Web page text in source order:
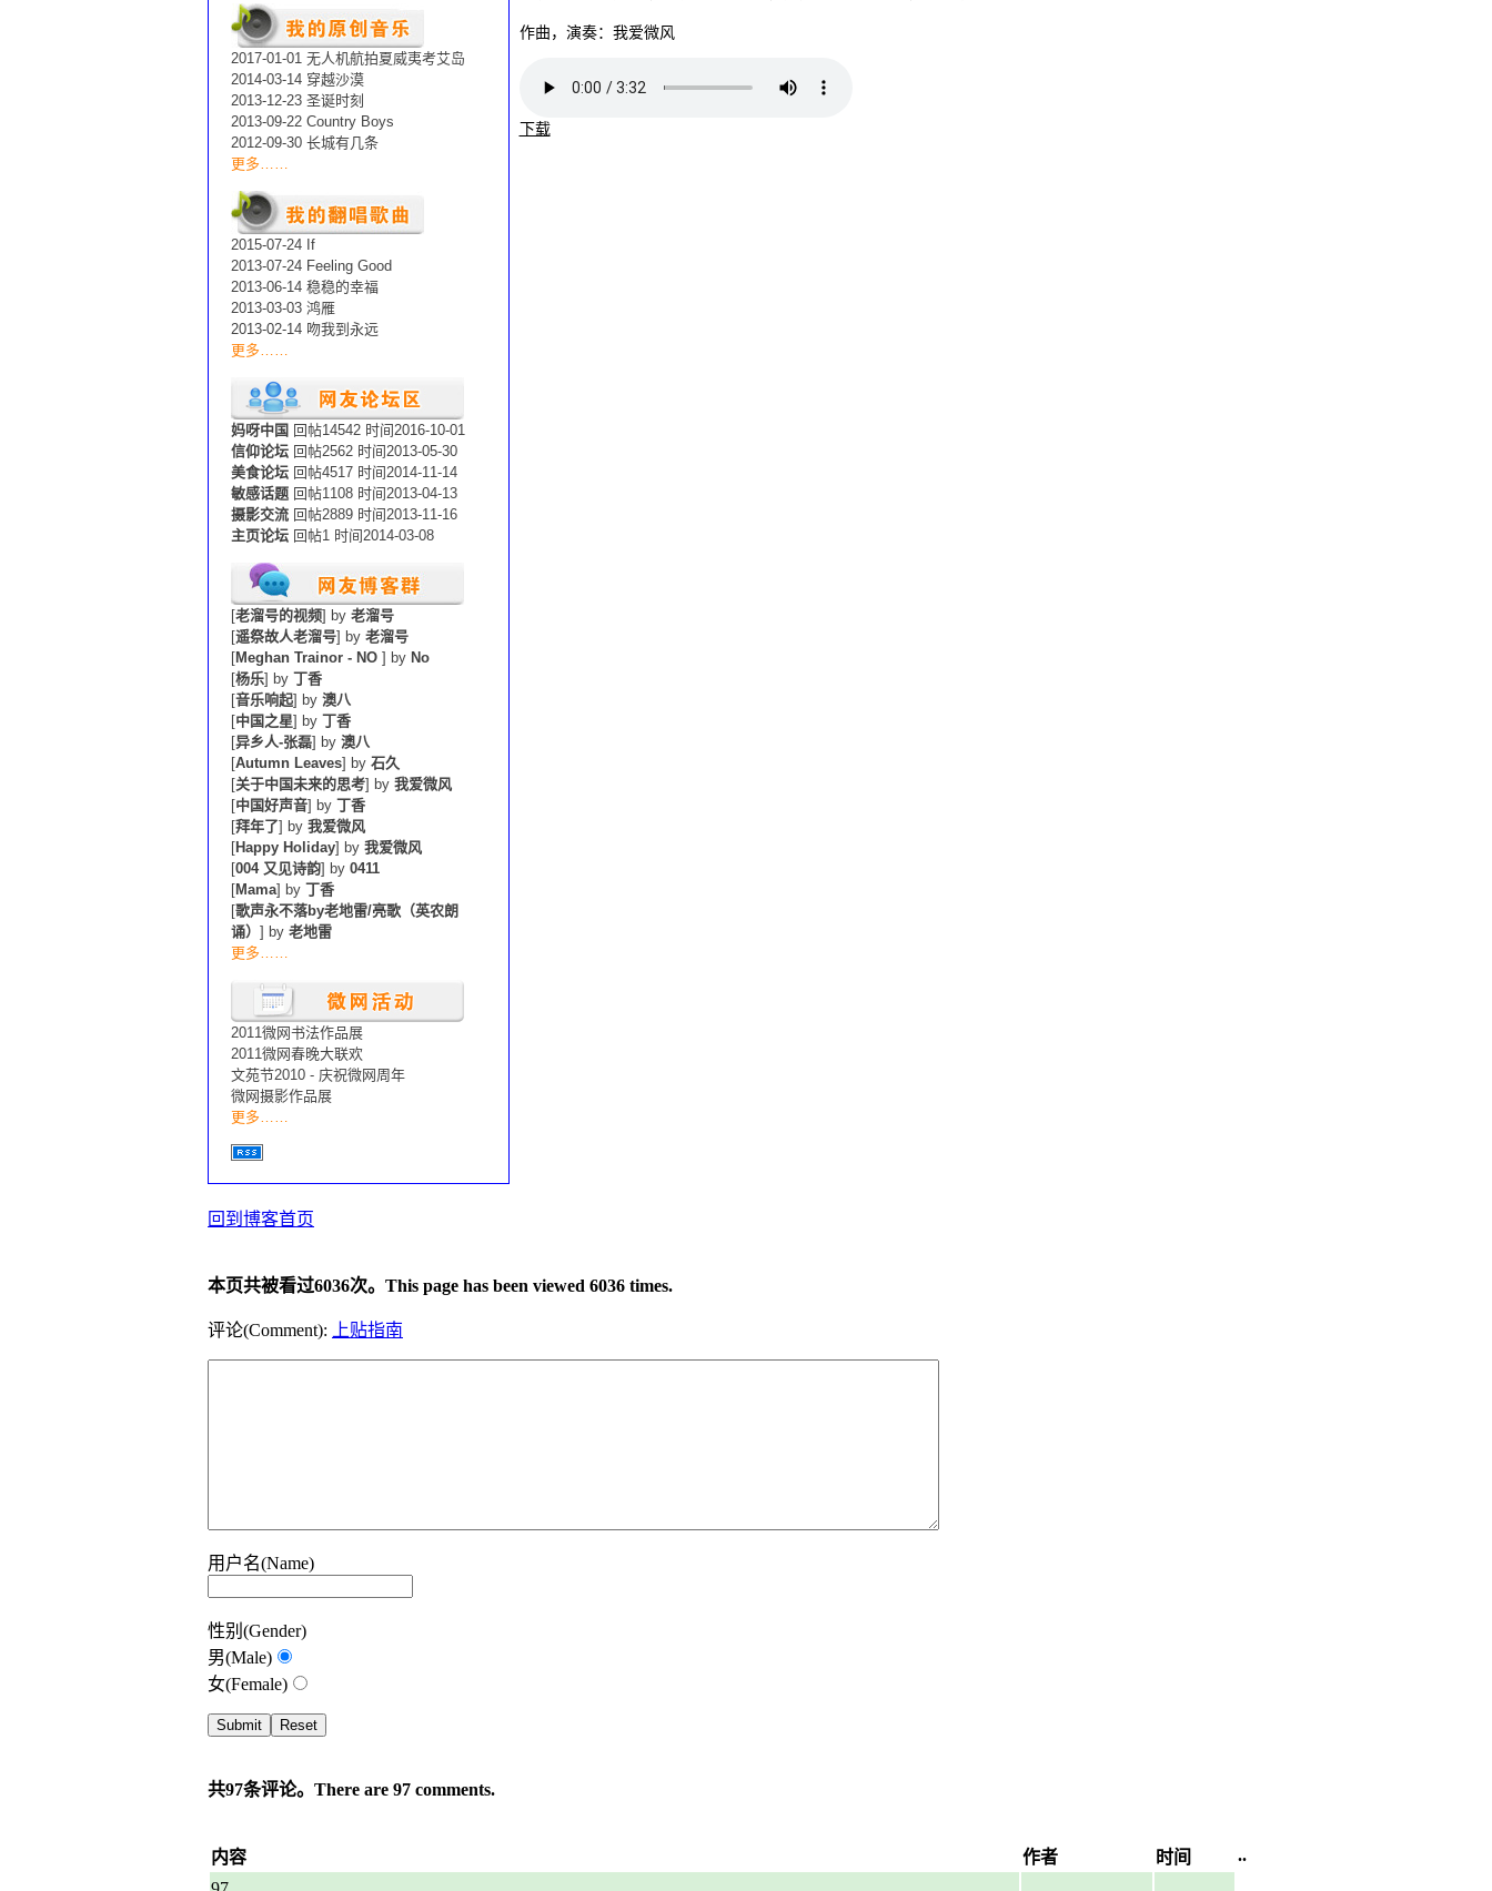
2017-01-01 无人机航拍夏威夷考艾岛
2014-03-14 穿越沙漠
2013-12-23 圣诞时刻
2013-09-22 Country Boys
2012-09-30 长城有几条
更多……
2015-07-24 If
2013-07-24 Feeling Good
2013-06-14 稳稳的幸福
2013-03-03 鸿雁
2013-02-14 吻我到永远
更多……
妈呀中国 回帖14542 时间2016-10-01
信仰论坛回帖2562 时间2013-05-30
美食论坛回帖4517 时间2014-11-14
敏感话题回帖1108 时间2013-04-13
摄影交流回帖2889 时间2013-11-16
主页论坛回帖1 时间2014-03-08
[老溜号的视频] by 老溜号
[遥祭故人老溜号] by 老溜号
[Meghan Trainor - NO ] by No
[杨乐] by 丁香
[音乐响起] by 澳八
[中国之星] by 丁香
[异乡人-张磊] by 澳八
[Autumn Leaves] by 石久
[关于中国未来的思考] by 我爱微风
[中国好声音] by 丁香
[拜年了] by 我爱微风
[Happy Holiday] by 我爱微风
[004 又见诗韵] by 0411
[Mama] by 丁香
[歌声永不落by老地雷/亮歌（英农朗
诵） ] by 老地雷
更多……
2011微网书法作品展
2011微网春晚大联欢
文苑节2010 - 庆祝微网周年
微网摄影作品展
更多……
作曲，演奏：我爱微风
下载